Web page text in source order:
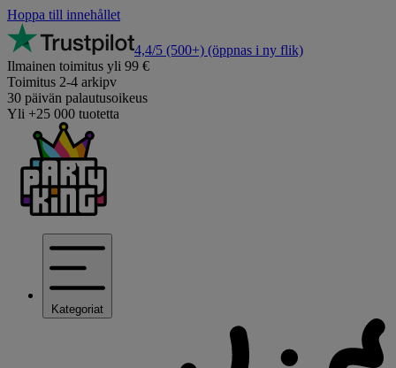
Hoppa till innehållet
4,4/5 (500+) (öppnas i ny flik)
Ilmainen toimitus yli 99 €
Toimitus 2-4 arkipv
30 päivän palautusoikeus
Yli +25 000 tuotetta
Kategoriat